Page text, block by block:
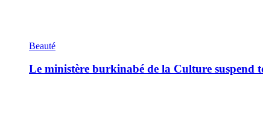
Beauté
Le ministère burkinabé de la Culture suspend